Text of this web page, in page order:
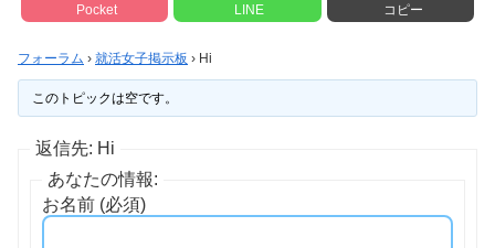
Pocket LINE コピー
フォーラム › 就活女子掲示板 › Hi
このトピックは空です。
返信先: Hi
あなたの情報:
お名前 (必須)